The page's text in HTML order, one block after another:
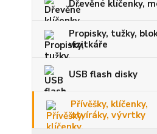
Dřevěné klíčenky,
Propisky, tužky,
vizitkáře
USB flash disky
Přívěšky, klíčenky,
otvíráky, vývrtky